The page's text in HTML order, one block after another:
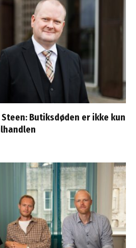
Butiksdøden er ikke kun